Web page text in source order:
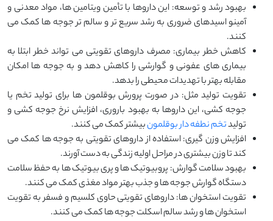
بهبود رشد و توسعه: این داروها با تأمین ویتامین ‌ها، مواد معدنی و
آمینو اسیدهای ضروری به رشد سریع‌ تر و سالم ‌تر جوجه‌ ها کمک می‌
کنند.
کاهش خطر بیماری: مصرف داروهای تقویتی می ‌تواند خطر ابتلا به
بیماری‌ های عفونی و گوارشی را کاهش دهد و به جوجه ‌ها امکان
مقابله بهتر با تهدیدات محیطی را بدهد.
تقویت تولید مثل: در صورت پرورش بوقلمون‌ ها برای تولید تخم یا
جوجه ‌کشی، این داروها به بهبود باروری، افزایش نرخ جوجه‌ کشی و
تولیدتخم نطفه دار بوقلمونبیشتر کمک می ‌کنند.
افزایش وزن گیری: استفاده از داروهای تقویتی به جوجه ‌ها کمک می
‌کند تا وزن بیشتری در مراحل اولیه زندگی به دست آورند.
بهبود سلامت گوارش: پروبیوتیک‌ ها و پری ‌بیوتیک ‌ها به حفظ سلامت
دستگاه گوارش جوجه ‌ها و جذب بهتر مواد مغذی کمک می ‌کنند.
تقویت استخوان ها: داروهای تقویتی حاوی کلسیم و فسفر به تقویت
استخوان ‌ها و رشد سالم اسکلت جوجه‌ ها کمک می ‌کنند.